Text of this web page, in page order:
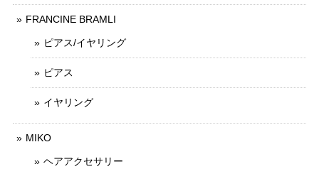
FRANCINE BRAMLI
ピアス/イヤリング
ピアス
イヤリング
MIKO
ヘアアクセサリー